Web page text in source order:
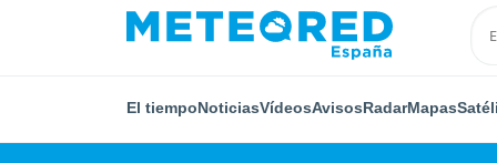
El tiempoNoticiasVídeosAvisosRadarMapas